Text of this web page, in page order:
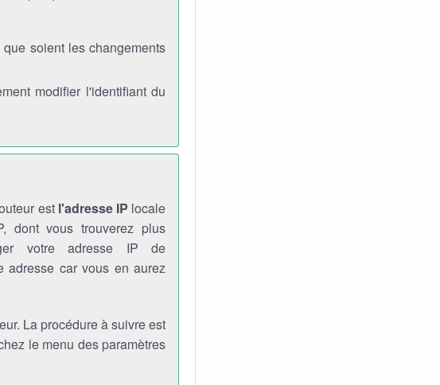
soient les changements
modifier l'identifiant du
est l'adresse IP locale
dont vous trouverez plus
votre adresse IP de
adresse car vous en aurez
La procédure à suivre est
le menu des paramètres